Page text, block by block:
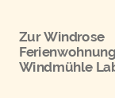
Zur Windrose
Windmühle